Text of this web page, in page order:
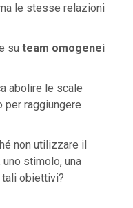
le stesse relazioni
su team omogenei
abolire le scale
per raggiungere
non utilizzare il
uno stimolo, una
tali obiettivi?